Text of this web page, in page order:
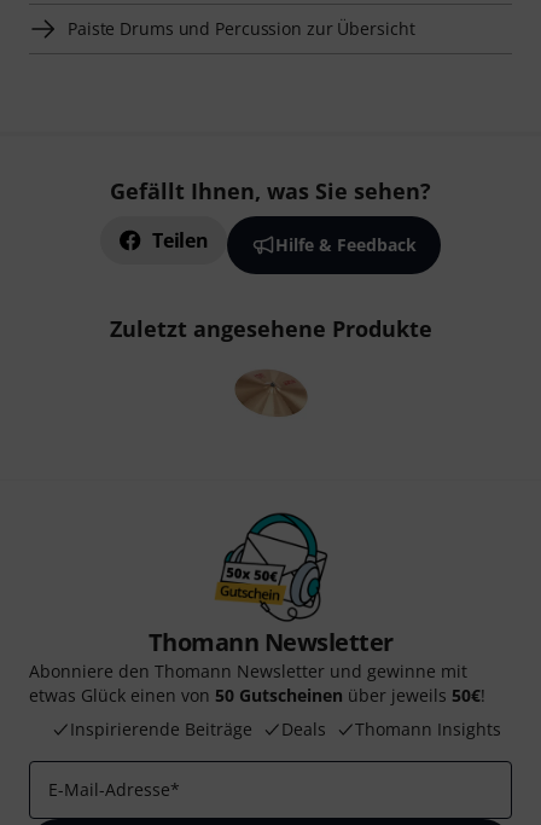
Paiste Drums und Percussion zur Übersicht
Gefällt Ihnen, was Sie sehen?
Teilen Hilfe & Feedback
Zuletzt angesehene Produkte
Thomann Newsletter
Abonniere den Thomann Newsletter und gewinne mit
etwas Glück einen von 50 Gutscheinen über jeweils 50€!
Inspirierende Beiträge
Deals Thomann Insights
E-Mail-Adresse*